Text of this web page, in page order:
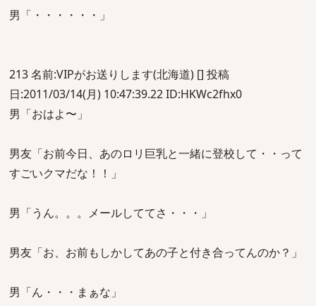
男「・・・・・・」
213 名前:VIPがお送りします(北海道) [] 投稿
日:2011/03/14(月) 10:47:39.22 ID:HKWc2fhx0
男「おはよ〜」
男友「お前今日、あのロリ巨乳と一緒に登校して・・って
すごいクマだな！！」
男「うん。。。メールしててさ・・・」
男友「お、お前もしかしてあの子と付き合ってんのか？」
男「ん・・・まぁな」